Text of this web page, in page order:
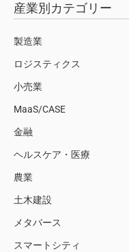
産業別カテゴリー
製造業
ロジスティクス
小売業
MaaS/CASE
金融
ヘルスケア・医療
農業
土木建設
メタバース
スマートシティ